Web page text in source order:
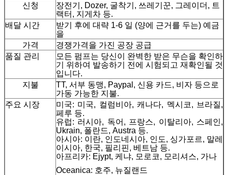
신청
장전기, Dozer, 굴착기, 쓰레기꾼, 그레이더, 트
랙터, 지게차 등.
배달 시간
받기 후에 대략 1-6 일 (양에 근거를 두는) 예금
을
가격
경쟁가격을 가진 공장 공급
품질 관리
모든 펌프는 당신이 완벽한 받은 무슨을 확인하
기 위하여 발송하기 전에 시험되고 재확인될 것
입니다.
지불
TT, 서부 동맹, Paypal, 신용 카드, 비자 등으로
가동 가능한 지불.
주요 시장
미국: 미국, 컬럼비아, 캐나다, 멕시코, 브라질,
페루 등.
유럽: 러시아, 독어, 프랑스, 이탈리아, 스페인,
Ukrain, 폴란드, Austra 등.
아시아: 이란, 인도네시아, 인도, 싱가포르, 말레
이시아, 한국, 필리핀, 베트남 등.
아프리카: Ejypt, 케냐, 모로코, 모리셔스, 가나
Oceanica: 호주, 뉴질랜드